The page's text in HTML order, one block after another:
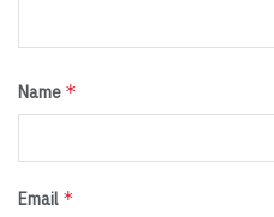
Name *
Email *